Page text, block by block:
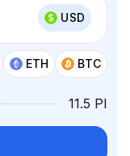
USD
ETH BTC
11.5 PI